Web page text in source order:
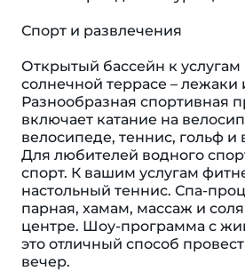
Спорт и развлечения
Открытый бассейн к услугам
солнечной террасе – лежаки
Разнообразная спортивная
включает катание на
велосипеде, теннис, гольф и
Для любителей водного
спорт. К вашим услугам
настольный теннис. Спа-
парная, хамам, массаж и
центре. Шоу-программа с
это отличный способ
вечер.